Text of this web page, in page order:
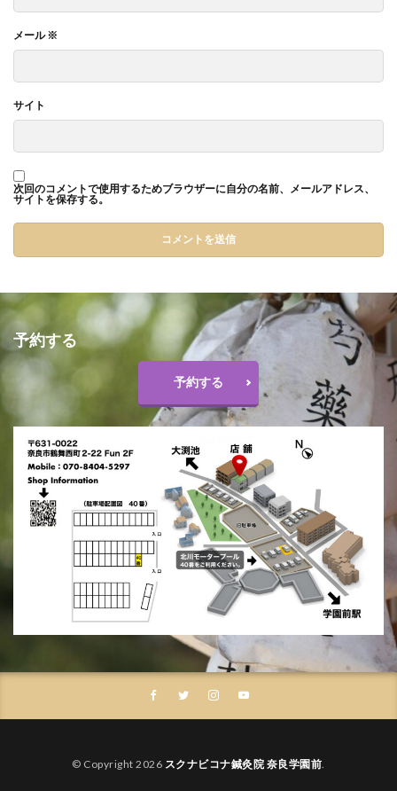
メール※
サイト
次回のコメントで使用するためブラウザーに自分の名前、メールアドレス、
サイトを保存する。
予約する
予約する
© Copyright 2026 スクナビコナ鍼灸院 奈良学園前